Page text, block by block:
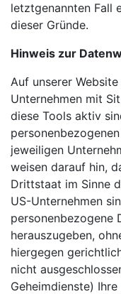
letztgenannten Fall
dieser Gründe.
Hinweis zur
Auf unserer
Unternehmen mit
diese Tools aktiv
jeweiligen
weisen darauf hin,
Drittstaat im Sinne
US-Unternehmen
personenbezogene
herauszugeben,
hiergegen
nicht
Geheimdienste)